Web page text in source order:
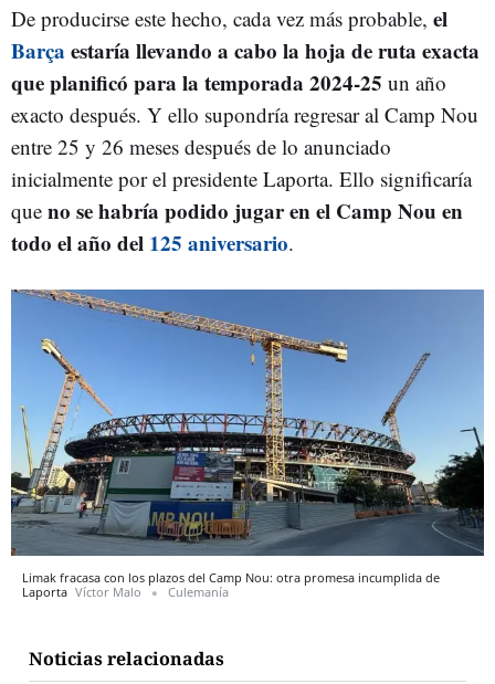
De producirse este hecho, cada vez más probable, el
Barça estaría llevando a cabo la hoja de ruta exacta
que planificó para la temporada 2024-25 un año
exacto después. Y ello supondría regresar al Camp Nou
entre 25 y 26 meses después de lo anunciado
inicialmente por el presidente Laporta. Ello significaría
que no se habría podido jugar en el Camp Nou en
todo el año del 125 aniversario.
Limak fracasa con los plazos del Camp Nou: otra promesa incumplida de
Laporta Víctor Malo Culemanía
Noticias relacionadas